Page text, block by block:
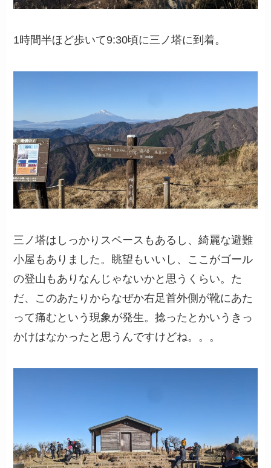
1時間半ほど歩いて9:30頃に三ノ塔に到着。
三ノ塔はしっかりスペースもあるし、綺麗な避難
小屋もありました。眺望もいいし、ここがゴール
の登山もありなんじゃないかと思うくらい。た
だ、このあたりからなぜか右足首外側が靴にあた
って痛むという現象が発生。捻ったとかいうきっ
かけはなかったと思うんですけどね。。。